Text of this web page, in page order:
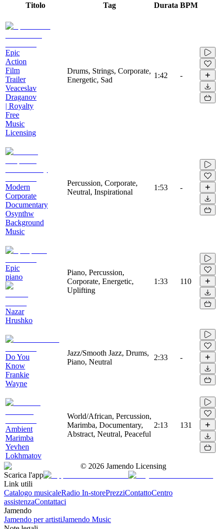
Titolo Tag Durata BPM
Epic
Action
Film
Trailer
Veaceslav
Draganov
| Royalty
Free
Music
Licensing
Drums, Strings, Corporate,
Energetic, Sad
1:42 -
Modern
Corporate
Documentary
Osynthw
Background
Music
Percussion, Corporate,
Neutral, Inspirational
1:53 -
Epic
piano
Nazar
Hrushko
Piano, Percussion,
Corporate, Energetic,
Uplifting
1:33 110
Do You
Know
Frankie
Wayne
Jazz/Smooth Jazz, Drums,
Piano, Neutral
2:33 -
Ambient
Marimba
Yevhen
Lokhmatov
World/African, Percussion,
Marimba, Documentary,
Abstract, Neutral, Peaceful
2:13 131
© 2026 Jamendo Licensing
Scarica l'app
Link utili
Catalogo musicaleRadio In-storePrezziContattoCentro
assistenzaContattaci
Jamendo
Jamendo per artistiJamendo Music